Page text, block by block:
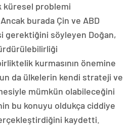
küresel problemi
burada Çin ve ABD
gerektiğini söyleyen Doğan,
kurmasının önemine
da ülkelerin kendi strateji ve
mümkün olabileceğini
bu konuyu oldukça ciddiye
kaydetti.